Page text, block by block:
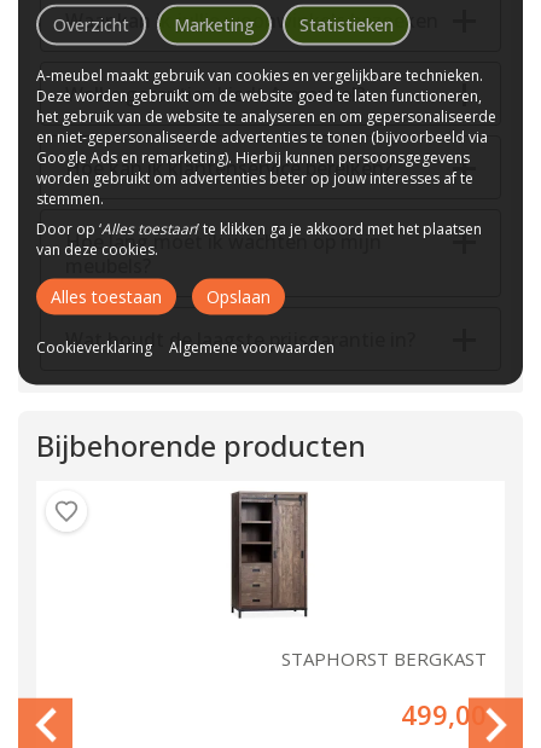
Waar kan ik jullie woonwinkels bezoeken
Welke garanties biedt A-meubel?
Hoe kan ik klantenservice bereiken?
Hoe lang moet ik wachten op mijn
Wat houdt de laagste prijsgarantie in?
Bijbehorende producten
STAPHORST BERGKAST
499,00
Overzicht Marketing Statistieken
A-meubel maakt gebruik van cookies en vergelijkbare technieken.
Deze worden gebruikt om de website goed te laten functioneren,
het gebruik van de website te analyseren en om gepersonaliseerde
en niet-gepersonaliseerde advertenties te tonen (bijvoorbeeld via
Google Ads en remarketing). Hierbij kunnen persoonsgegevens
worden gebruikt om advertenties beter op jouw interesses af te
stemmen.
Door op ‘Alles toestaan’ te klikken ga je akkoord met het plaatsen
van deze cookies.
Alles toestaan Opslaan
Cookieverklaring Algemene voorwaarden